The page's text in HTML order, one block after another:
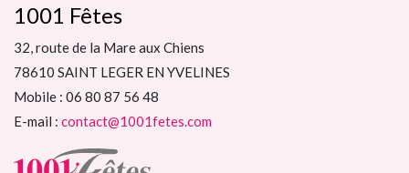
1001 Fêtes
32, route de la Mare aux Chiens
78610 SAINT LEGER EN YVELINES
Mobile : 06 80 87 56 48
E-mail : contact@1001fetes.com